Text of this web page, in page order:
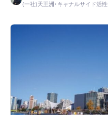
(一社)天王洲･キャナルサイド活